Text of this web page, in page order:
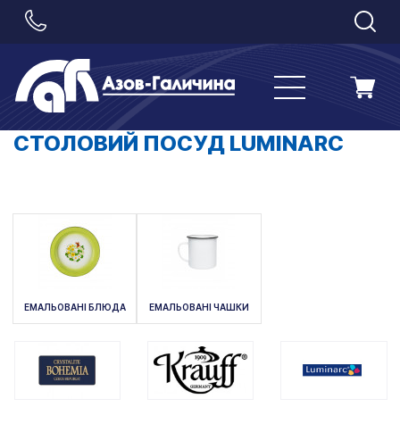
СТОЛОВИЙ ПОСУД LUMINARC
ЕМАЛЬОВАНІ БЛЮДА ЕМАЛЬОВАНІ ЧАШКИ